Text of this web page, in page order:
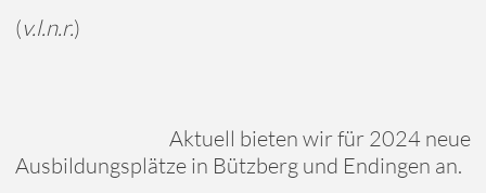
(v.l.n.r.)
Aktuell bieten wir für 2024 neue
Ausbildungsplätze in Bützberg und Endingen an.